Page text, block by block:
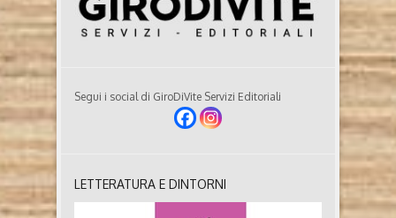
Segui i social di GiroDiVite Servizi Editoriali
LETTERATURA E DINTORNI